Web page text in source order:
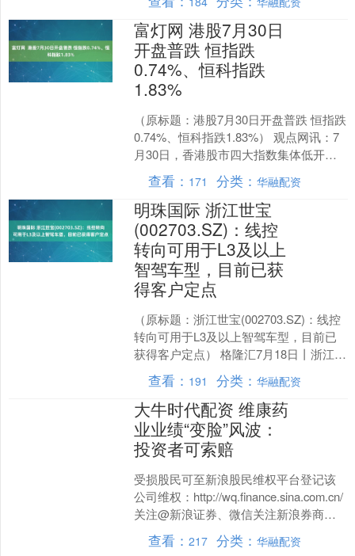
重要仪式要一起完....
富灯网 港股7月30日
开盘普跌 恒指跌
0.74%、恒科指跌
1.83%
（原标题：港股7月30日开盘普跌 恒指跌
0.74%、恒科指跌1.83%） 观点网讯：7
月30日，香港股市四大指数集体低开。
其中，恒生指数开盘报25335.21....
查看： 171 分类：华融配资
明珠国际 浙江世宝
(002703.SZ)：线控
转向可用于L3及以上
智驾车型，目前已获
得客户定点
（原标题：浙江世宝(002703.SZ)：线控
转向可用于L3及以上智驾车型，目前已
获得客户定点） 格隆汇7月18日丨浙江世
宝(002703.SZ)于投资者互动平....
查看： 191 分类：华融配资
大牛时代配资 维康药
业业绩“变脸”风波：
投资者可索赔
受损股民可至新浪股民维权平台登记该
公司维权：http://wq.finance.sina.com.cn/
关注@新浪证券、微信关注新浪券商基
金、百度搜索新浪股民....
查看：217 分类：华融配资